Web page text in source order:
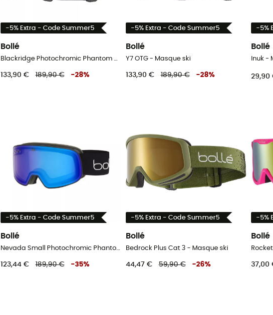
-5% Extra - Code Summer5
Bollé
Blackridge Photochromic Phantom Cat 1-4 - Masque ski
133,90 € 189,90 € -28%
-5% Extra - Code Summer5
Bollé
Y7 OTG - Masque ski
133,90 € 189,90 € -28%
-5%
Bollé
Inuk -
29,90
-5% Extra - Code Summer5
Bollé
Nevada Small Photochromic Phantom Cat 1-3 - Masque ski
123,44 € 189,90 € -35%
-5% Extra - Code Summer5
Bollé
Bedrock Plus Cat 3 - Masque ski
44,47 € 59,90 € -26%
-5%
Bollé
37,00